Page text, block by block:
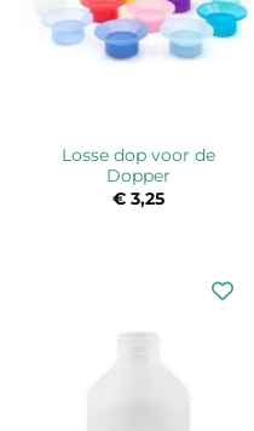
Losse dop voor de
Dopper
€ 3,25